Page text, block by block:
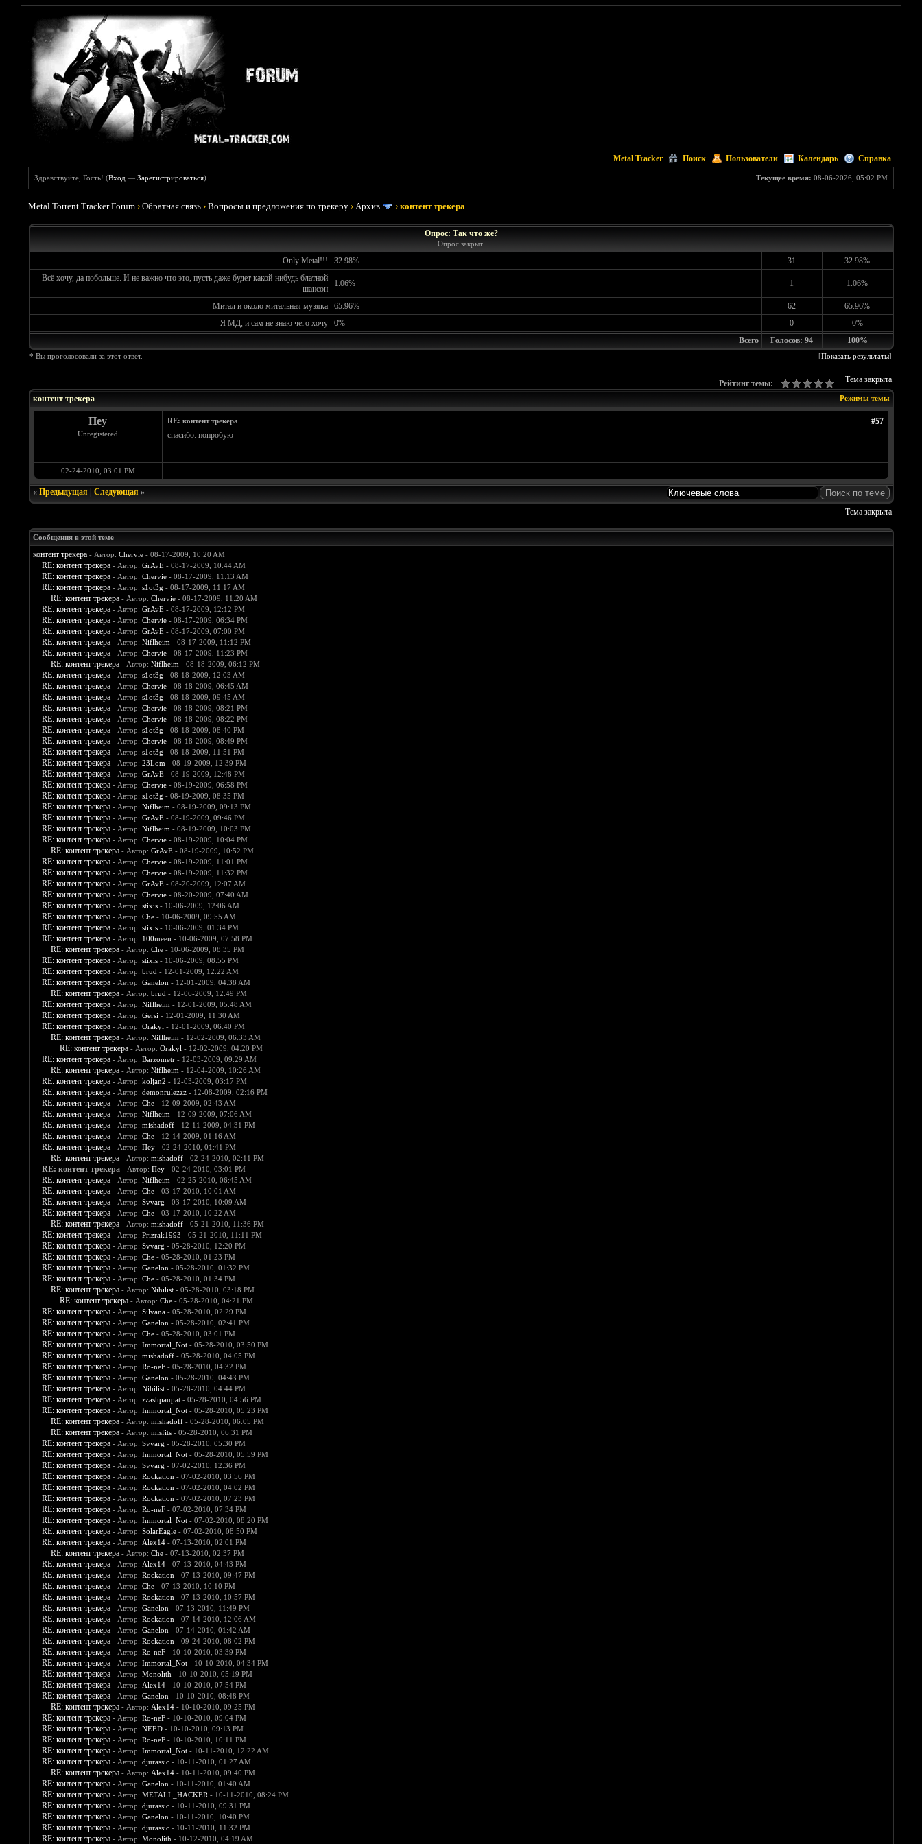
Metal Tracker Поиск Пользователи Календарь Справка
Текущее время: 08-06-2026, 05:02 PM
Здравствуйте, Гость! (Вход —Зарегистрироваться)
Metal Torrent Tracker Forum ›Обратная связь ›Вопросы и предложения по трекеру ›Архив ›контент трекера
Опрос: Так что же?
Опрос закрыт.
Only Metal!!! 32.98% 31
32.98%
Всё хочу, да побольше. И не важно что это, пусть даже будет какой-нибудь блатной
шансон
1.06% 1 1.06%
Митал и около митальная музяка 65.96% 62
65.96%
Я МД, и сам не знаю чего хочу
0% 0
0%
Всего
Голосов: 94 100%
* Вы проголосовали за этот ответ. [Показать результаты]
Тема закрыта
Рейтинг темы:
Режимы темы
контент трекера
Пеу
Unregistered
#57
RE: контент трекера
спасибо. попробую
02-24-2010, 03:01 PM
« Предыдущая| Следующая»
Тема закрыта
Сообщения в этой теме
контент трекера - Автор: Chervie- 08-17-2009, 10:20 AM
RE: контент трекера - Автор: GrAvE- 08-17-2009, 10:44 AM
RE: контент трекера - Автор: Chervie- 08-17-2009, 11:13 AM
RE: контент трекера - Автор: s1ot3g - 08-17-2009, 11:17 AM
RE: контент трекера - Автор: Chervie- 08-17-2009, 11:20 AM
RE: контент трекера - Автор: GrAvE- 08-17-2009, 12:12 PM
RE: контент трекера - Автор: Chervie- 08-17-2009, 06:34 PM
RE: контент трекера - Автор: GrAvE- 08-17-2009, 07:00 PM
RE: контент трекера - Автор: Niflheim - 08-17-2009, 11:12 PM
RE: контент трекера - Автор: Chervie- 08-17-2009, 11:23 PM
RE: контент трекера - Автор: Niflheim - 08-18-2009, 06:12 PM
RE: контент трекера - Автор: s1ot3g - 08-18-2009, 12:03 AM
RE: контент трекера - Автор: Chervie- 08-18-2009, 06:45 AM
RE: контент трекера - Автор: s1ot3g - 08-18-2009, 09:45 AM
RE: контент трекера - Автор: Chervie- 08-18-2009, 08:21 PM
RE: контент трекера - Автор: Chervie- 08-18-2009, 08:22 PM
RE: контент трекера - Автор: s1ot3g - 08-18-2009, 08:40 PM
RE: контент трекера - Автор: Chervie- 08-18-2009, 08:49 PM
RE: контент трекера - Автор: s1ot3g - 08-18-2009, 11:51 PM
RE: контент трекера - Автор: 23Lom - 08-19-2009, 12:39 PM
RE: контент трекера - Автор: GrAvE- 08-19-2009, 12:48 PM
RE: контент трекера - Автор: Chervie- 08-19-2009, 06:58 PM
RE: контент трекера - Автор: s1ot3g - 08-19-2009, 08:35 PM
RE: контент трекера - Автор: Niflheim - 08-19-2009, 09:13 PM
RE: контент трекера - Автор: GrAvE- 08-19-2009, 09:46 PM
RE: контент трекера - Автор: Niflheim - 08-19-2009, 10:03 PM
RE: контент трекера - Автор: Chervie- 08-19-2009, 10:04 PM
RE: контент трекера - Автор: GrAvE- 08-19-2009, 10:52 PM
RE: контент трекера - Автор: Chervie- 08-19-2009, 11:01 PM
RE: контент трекера - Автор: Chervie- 08-19-2009, 11:32 PM
RE: контент трекера - Автор: GrAvE- 08-20-2009, 12:07 AM
RE: контент трекера - Автор: Chervie- 08-20-2009, 07:40 AM
RE: контент трекера - Автор: stixis- 10-06-2009, 12:06 AM
RE: контент трекера - Автор: Che- 10-06-2009, 09:55 AM
RE: контент трекера - Автор: stixis- 10-06-2009, 01:34 PM
RE: контент трекера - Автор: 100meen - 10-06-2009, 07:58 PM
RE: контент трекера - Автор: Che- 10-06-2009, 08:35 PM
RE: контент трекера - Автор: stixis- 10-06-2009, 08:55 PM
RE: контент трекера - Автор: brud - 12-01-2009, 12:22 AM
RE: контент трекера - Автор: Ganelon - 12-01-2009, 04:38 AM
RE: контент трекера - Автор: brud - 12-06-2009, 12:49 PM
RE: контент трекера - Автор: Niflheim - 12-01-2009, 05:48 AM
RE: контент трекера - Автор: Gersi - 12-01-2009, 11:30 AM
RE: контент трекера - Автор: Orakyl - 12-01-2009, 06:40 PM
RE: контент трекера - Автор: Niflheim - 12-02-2009, 06:33 AM
RE: контент трекера - Автор: Orakyl - 12-02-2009, 04:20 PM
RE: контент трекера - Автор: Barzometr- 12-03-2009, 09:29 AM
RE: контент трекера - Автор: Niflheim - 12-04-2009, 10:26 AM
RE: контент трекера - Автор: koljan2 - 12-03-2009, 03:17 PM
RE: контент трекера - Автор: demonrulezzz- 12-08-2009, 02:16 PM
RE: контент трекера - Автор: Che- 12-09-2009, 02:43 AM
RE: контент трекера - Автор: Niflheim - 12-09-2009, 07:06 AM
RE: контент трекера - Автор: mishadoff- 12-11-2009, 04:31 PM
RE: контент трекера - Автор: Che- 12-14-2009, 01:16 AM
RE: контент трекера - Автор: Пеу- 02-24-2010, 01:41 PM
RE: контент трекера - Автор: mishadoff- 02-24-2010, 02:11 PM
RE: контент трекера - Автор: Пеу- 02-24-2010, 03:01 PM
RE: контент трекера - Автор: Niflheim - 02-25-2010, 06:45 AM
RE: контент трекера - Автор: Che- 03-17-2010, 10:01 AM
RE: контент трекера - Автор: Svvarg - 03-17-2010, 10:09 AM
RE: контент трекера - Автор: Che- 03-17-2010, 10:22 AM
RE: контент трекера - Автор: mishadoff- 05-21-2010, 11:36 PM
RE: контент трекера - Автор: Prizrak1993 - 05-21-2010, 11:11 PM
RE: контент трекера - Автор: Svvarg - 05-28-2010, 12:20 PM
RE: контент трекера - Автор: Che- 05-28-2010, 01:23 PM
RE: контент трекера - Автор: Ganelon - 05-28-2010, 01:32 PM
RE: контент трекера - Автор: Che- 05-28-2010, 01:34 PM
RE: контент трекера - Автор: Nihilist- 05-28-2010, 03:18 PM
RE: контент трекера - Автор: Che- 05-28-2010, 04:21 PM
RE: контент трекера - Автор: Silvana- 05-28-2010, 02:29 PM
RE: контент трекера - Автор: Ganelon - 05-28-2010, 02:41 PM
RE: контент трекера - Автор: Che- 05-28-2010, 03:01 PM
RE: контент трекера - Автор: Immortal_Not- 05-28-2010, 03:50 PM
RE: контент трекера - Автор: mishadoff- 05-28-2010, 04:05 PM
RE: контент трекера - Автор: Ro-neF- 05-28-2010, 04:32 PM
RE: контент трекера - Автор: Ganelon - 05-28-2010, 04:43 PM
RE: контент трекера - Автор: Nihilist- 05-28-2010, 04:44 PM
RE: контент трекера - Автор: zzashpaupat- 05-28-2010, 04:56 PM
RE: контент трекера - Автор: Immortal_Not- 05-28-2010, 05:23 PM
RE: контент трекера - Автор: mishadoff- 05-28-2010, 06:05 PM
RE: контент трекера - Автор: misfits- 05-28-2010, 06:31 PM
RE: контент трекера - Автор: Svvarg - 05-28-2010, 05:30 PM
RE: контент трекера - Автор: Immortal_Not- 05-28-2010, 05:59 PM
RE: контент трекера - Автор: Svvarg - 07-02-2010, 12:36 PM
RE: контент трекера - Автор: Rockation - 07-02-2010, 03:56 PM
RE: контент трекера - Автор: Rockation - 07-02-2010, 04:02 PM
RE: контент трекера - Автор: Rockation - 07-02-2010, 07:23 PM
RE: контент трекера - Автор: Ro-neF- 07-02-2010, 07:34 PM
RE: контент трекера - Автор: Immortal_Not- 07-02-2010, 08:20 PM
RE: контент трекера - Автор: SolarEagle- 07-02-2010, 08:50 PM
RE: контент трекера - Автор: Alex14- 07-13-2010, 02:01 PM
RE: контент трекера - Автор: Che- 07-13-2010, 02:37 PM
RE: контент трекера - Автор: Alex14- 07-13-2010, 04:43 PM
RE: контент трекера - Автор: Rockation - 07-13-2010, 09:47 PM
RE: контент трекера - Автор: Che- 07-13-2010, 10:10 PM
RE: контент трекера - Автор: Rockation - 07-13-2010, 10:57 PM
RE: контент трекера - Автор: Ganelon - 07-13-2010, 11:49 PM
RE: контент трекера - Автор: Rockation - 07-14-2010, 12:06 AM
RE: контент трекера - Автор: Ganelon - 07-14-2010, 01:42 AM
RE: контент трекера - Автор: Rockation - 09-24-2010, 08:02 PM
RE: контент трекера - Автор: Ro-neF- 10-10-2010, 03:39 PM
RE: контент трекера - Автор: Immortal_Not- 10-10-2010, 04:34 PM
RE: контент трекера - Автор: Monolith - 10-10-2010, 05:19 PM
RE: контент трекера - Автор: Alex14- 10-10-2010, 07:54 PM
RE: контент трекера - Автор: Ganelon - 10-10-2010, 08:48 PM
RE: контент трекера - Автор: Alex14- 10-10-2010, 09:25 PM
RE: контент трекера - Автор: Ro-neF- 10-10-2010, 09:04 PM
RE: контент трекера - Автор: NEED- 10-10-2010, 09:13 PM
RE: контент трекера - Автор: Ro-neF- 10-10-2010, 10:11 PM
RE: контент трекера - Автор: Immortal_Not- 10-11-2010, 12:22 AM
RE: контент трекера - Автор: djurassic- 10-11-2010, 01:27 AM
RE: контент трекера - Автор: Alex14- 10-11-2010, 09:40 PM
RE: контент трекера - Автор: Ganelon - 10-11-2010, 01:40 AM
RE: контент трекера - Автор: METALL_HACKER - 10-11-2010, 08:24 PM
RE: контент трекера - Автор: djurassic- 10-11-2010, 09:31 PM
RE: контент трекера - Автор: Ganelon - 10-11-2010, 10:40 PM
RE: контент трекера - Автор: djurassic- 10-11-2010, 11:32 PM
RE: контент трекера - Автор: Monolith - 10-12-2010, 04:19 AM